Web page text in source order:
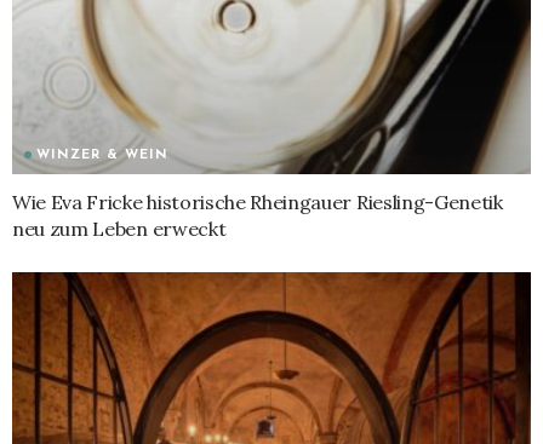
WINZER & WEIN
Wie Eva Fricke historische Rheingauer Riesling-Genetik
neu zum Leben erweckt